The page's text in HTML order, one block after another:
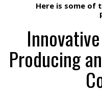
Here is some of
Producing